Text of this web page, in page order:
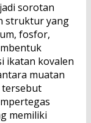
sorotan
struktur yang
fosfor,
ikatan kovalen
muatan
tersebut
memiliki